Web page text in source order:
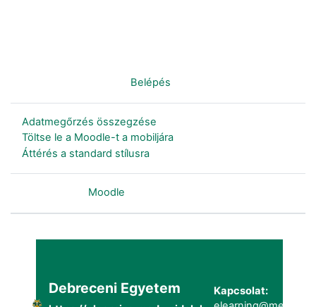
Belépés
Adatmegőrzés összegzése
Töltse le a Moodle-t a mobiljára
Áttérés a standard stílusra
Moodle
Debreceni Egyetem
Kapcsolat: